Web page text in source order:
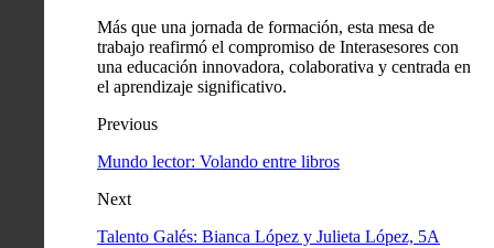
Más que una jornada de formación, esta mesa de
trabajo reafirmó el compromiso de Interasesores con
una educación innovadora, colaborativa y centrada en
el aprendizaje significativo.
Previous
Mundo lector: Volando entre libros
Next
Talento Galés: Bianca López y Julieta López, 5A